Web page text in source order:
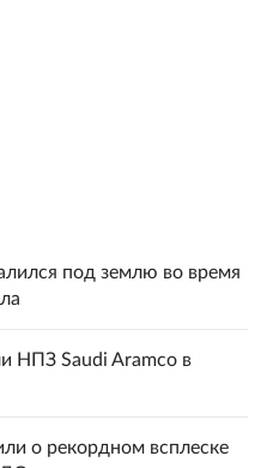
под землю во время
НПЗ Saudi Aramco в
о рекордном всплеске